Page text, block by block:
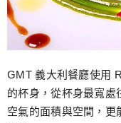
GMT 義大利餐廳使用
的杯身，從杯身最寬處
空氣的面積與空間，更